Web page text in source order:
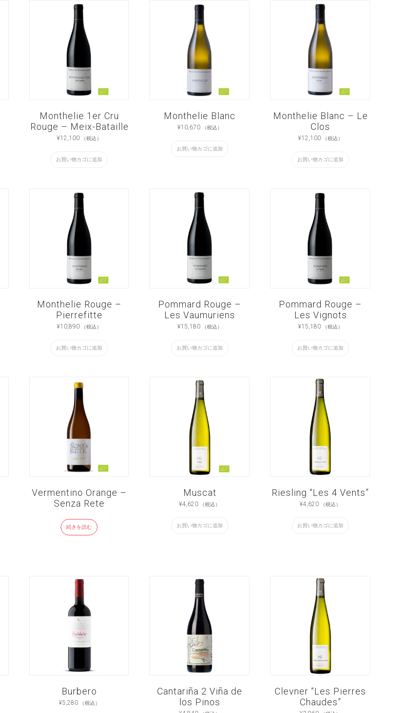
Monthelie 1er Cru
Rouge – Meix-Bataille
¥12,100 （税込）
お買い物カゴに追加
Monthelie Blanc
¥10,670 （税込）
お買い物カゴに追加
Monthelie Blanc – Le
Clos
¥12,100 （税込）
お買い物カゴに追加
Monthelie Rouge –
Pierrefitte
¥10,890 （税込）
お買い物カゴに追加
Pommard Rouge –
Les Vaumuriens
¥15,180 （税込）
お買い物カゴに追加
Pommard Rouge –
Les Vignots
¥15,180 （税込）
お買い物カゴに追加
Vermentino Orange –
Senza Rete
続きを読む
Muscat
¥4,620 （税込）
お買い物カゴに追加
Riesling “Les 4 Vents”
¥4,620 （税込）
お買い物カゴに追加
Burbero
¥5,280 （税込）
Cantariña 2 Viña de
los Pinos
Clevner “Les Pierres
Chaudes”